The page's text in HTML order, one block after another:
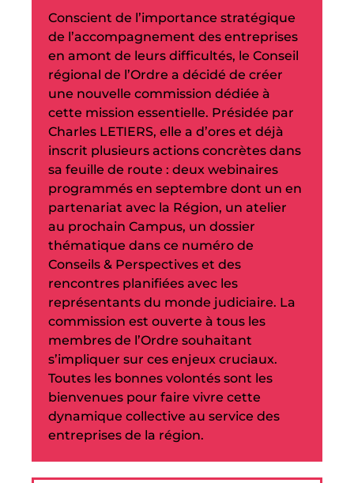
Conscient de l’importance stratégique
de l’accompagnement des entreprises
en amont de leurs difficultés, le Conseil
régional de l’Ordre a décidé de créer
une nouvelle commission dédiée à
cette mission essentielle. Présidée par
Charles LETIERS, elle a d’ores et déjà
inscrit plusieurs actions concrètes dans
sa feuille de route : deux webinaires
programmés en septembre dont un en
partenariat avec la Région, un atelier
au prochain Campus, un dossier
thématique dans ce numéro de
Conseils & Perspectives et des
rencontres planifiées avec les
représentants du monde judiciaire. La
commission est ouverte à tous les
membres de l’Ordre souhaitant
s’impliquer sur ces enjeux cruciaux.
Toutes les bonnes volontés sont les
bienvenues pour faire vivre cette
dynamique collective au service des
entreprises de la région.